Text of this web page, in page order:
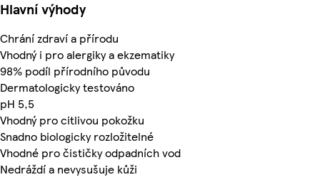
Hlavní výhody
Chrání zdraví a přírodu
Vhodný i pro alergiky a ekzematiky
98% podíl přírodního původu
Dermatologicky testováno
pH 5,5
Vhodný pro citlivou pokožku
Snadno biologicky rozložitelné
Vhodné pro čističky odpadních vod
Nedráždí a nevysušuje kůži